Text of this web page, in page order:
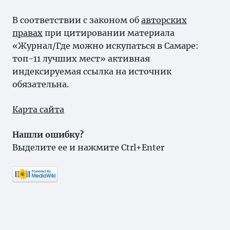
В соответствии с законом об авторских
правах при цитировании материала
«Журнал/Где можно искупаться в Самаре:
топ-11 лучших мест» активная
индексируемая ссылка на источник
обязательна.
Карта сайта
Нашли ошибку?
Выделите ее и нажмите Ctrl+Enter